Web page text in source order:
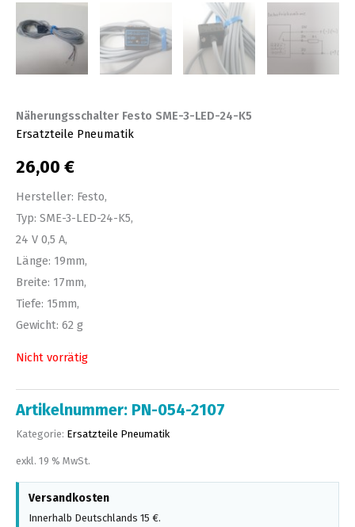
Näherungsschalter Festo SME-3-LED-24-K5
Ersatzteile Pneumatik
26,00 €
Hersteller: Festo,
Typ: SME-3-LED-24-K5,
24 V 0,5 A,
Länge: 19mm,
Breite: 17mm,
Tiefe: 15mm,
Gewicht: 62 g
Nicht vorrätig
Artikelnummer: PN-054-2107
Kategorie: Ersatzteile Pneumatik
exkl. 19 % MwSt.
Versandkosten
Innerhalb Deutschlands 15 €.